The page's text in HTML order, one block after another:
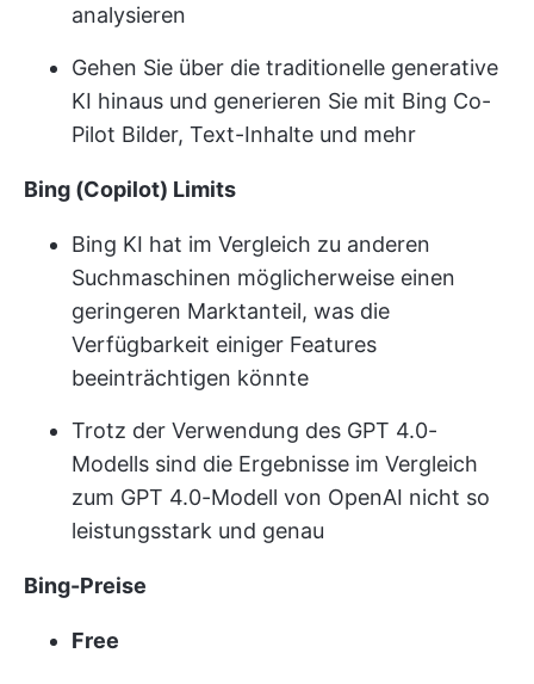
analysieren
Gehen Sie über die traditionelle generative
KI hinaus und generieren Sie mit Bing Co-
Pilot Bilder, Text-Inhalte und mehr
Bing (Copilot) Limits
Bing KI hat im Vergleich zu anderen
Suchmaschinen möglicherweise einen
geringeren Marktanteil, was die
Verfügbarkeit einiger Features
beeinträchtigen könnte
Trotz der Verwendung des GPT 4.0-
Modells sind die Ergebnisse im Vergleich
zum GPT 4.0-Modell von OpenAI nicht so
leistungsstark und genau
Bing-Preise
Free